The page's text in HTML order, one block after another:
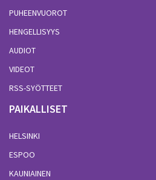
PUHEENVUOROT
HENGELLISYYS
AUDIOT
VIDEOT
RSS-SYÖTTEET
PAIKALLISET
HELSINKI
ESPOO
KAUNIAINEN